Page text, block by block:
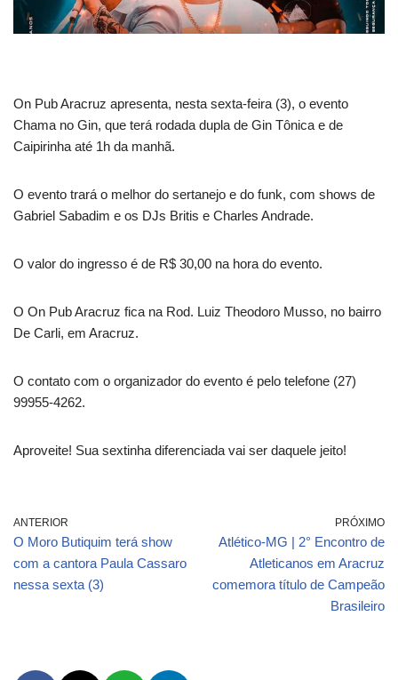
On Pub Aracruz apresenta, nesta sexta-feira (3), o evento
Chama no Gin, que terá rodada dupla de Gin Tônica e de
Caipirinha até 1h da manhã.
O evento trará o melhor do sertanejo e do funk, com shows de
Gabriel Sabadim e os DJs Britis e Charles Andrade.
O valor do ingresso é de R$ 30,00 na hora do evento.
O On Pub Aracruz fica na Rod. Luiz Theodoro Musso, no bairro
De Carli, em Aracruz.
O contato com o organizador do evento é pelo telefone (27)
99955-4262.
Aproveite! Sua sextinha diferenciada vai ser daquele jeito!
ANTERIOR
O Moro Butiquim terá show
com a cantora Paula Cassaro
nessa sexta (3)
PRÓXIMO
Atlético-MG | 2° Encontro de
Atleticanos em Aracruz
comemora título de Campeão
Brasileiro